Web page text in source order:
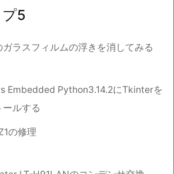
5
ガラスフィルムの浮きを消してみる
Embedded Python3.14.2にTkinterを
ールする
の修理